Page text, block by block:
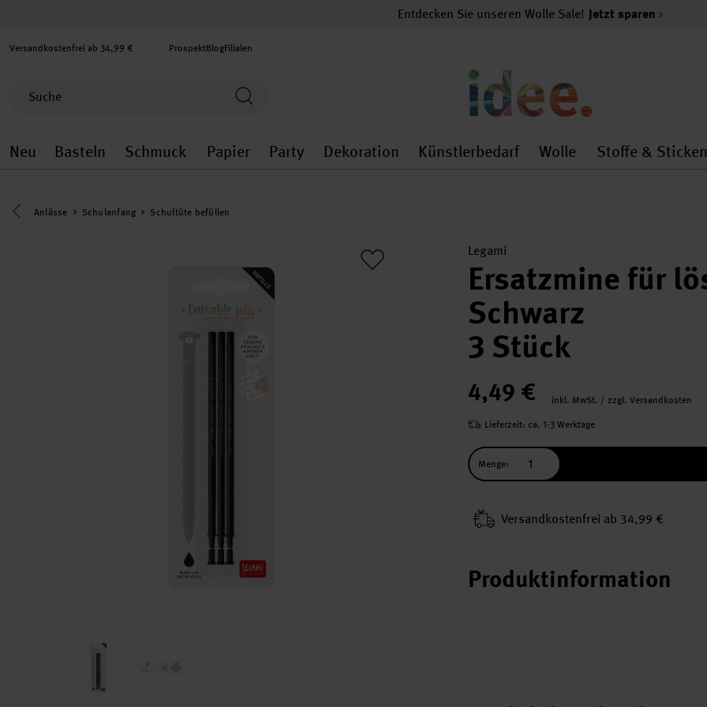
Entdecken Sie unseren Wolle Sale! Jetzt sparen
Versandkostenfrei ab 34,99 € ProspektBlogFilialen
Neu
Neu general.openMenu
Basteln
Basteln general.openMenu
Schmuck
Schmuck general.openMenu
Papier
Papier general.openMenu
Party
Party general.openMenu
Dekoration
Dekoration general.openMenu
Künstlerbedarf
Künstlerbedarf
Wolle
Wolle
Stoffe & Sticken
Eine Kategorie zurück navigieren
Anlässe Schulanfang Schultüte befüllen
Legami
Ersatzmine für
Schwarz
3 Stück
4,49 €
inkl. MwSt. / zzgl. Versandkosten
Lieferzeit: ca. 1-3 Werktage
Menge:
Versand­kosten­frei ab 34,99 €
Produktinformation